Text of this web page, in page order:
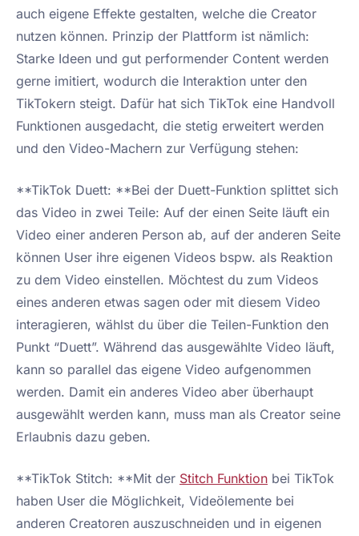
auch eigene Effekte gestalten, welche die Creator
nutzen können. Prinzip der Plattform ist nämlich:
Starke Ideen und gut performender Content werden
gerne imitiert, wodurch die Interaktion unter den
TikTokern steigt. Dafür hat sich TikTok eine Handvoll
Funktionen ausgedacht, die stetig erweitert werden
und den Video-Machern zur Verfügung stehen:
**TikTok Duett: **Bei der Duett-Funktion splittet sich
das Video in zwei Teile: Auf der einen Seite läuft ein
Video einer anderen Person ab, auf der anderen Seite
können User ihre eigenen Videos bspw. als Reaktion
zu dem Video einstellen. Möchtest du zum Videos
eines anderen etwas sagen oder mit diesem Video
interagieren, wählst du über die Teilen-Funktion den
Punkt “Duett”. Während das ausgewählte Video läuft,
kann so parallel das eigene Video aufgenommen
werden. Damit ein anderes Video aber überhaupt
ausgewählt werden kann, muss man als Creator seine
Erlaubnis dazu geben.
**TikTok Stitch: **Mit der Stitch Funktion bei TikTok
haben User die Möglichkeit, Videölemente bei
anderen Creatoren auszuschneiden und in eigenen